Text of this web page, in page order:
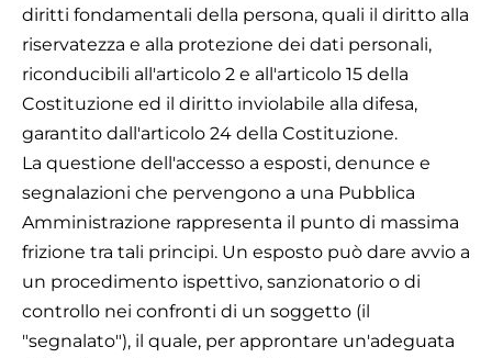
diritti fondamentali della persona, quali il diritto alla
riservatezza e alla protezione dei dati personali,
riconducibili all'articolo 2 e all'articolo 15 della
Costituzione ed il diritto inviolabile alla difesa,
garantito dall'articolo 24 della Costituzione.
La questione dell'accesso a esposti, denunce e
segnalazioni che pervengono a una Pubblica
Amministrazione rappresenta il punto di massima
frizione tra tali principi. Un esposto può dare avvio a
un procedimento ispettivo, sanzionatorio o di
controllo nei confronti di un soggetto (il
"segnalato"), il quale, per approntare un'adeguata